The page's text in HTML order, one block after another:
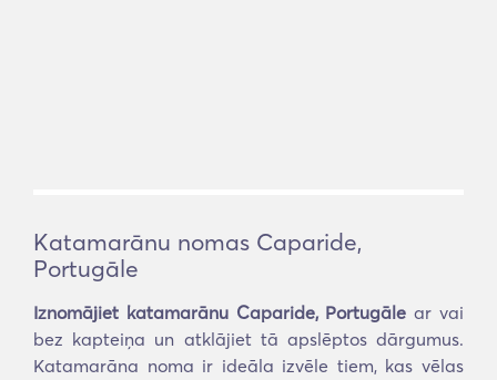
Katamarānu nomas Caparide,
Portugāle
Iznomājiet katamarānu Caparide, Portugāle ar vai
bez kapteiņa un atklājiet tā apslēptos dārgumus.
Katamarāna noma ir ideāla izvēle tiem, kas vēlas